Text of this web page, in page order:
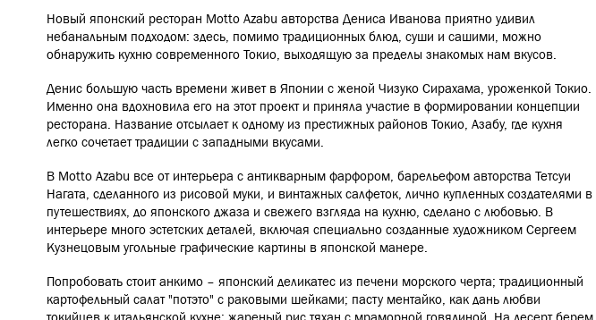
Новый японский ресторан Motto Azabu авторства Дениса Иванова приятно удивил
небанальным подходом: здесь, помимо традиционных блюд, суши и сашими, можно
обнаружить кухню современного Токио, выходящую за пределы знакомых нам вкусов.
Денис большую часть времени живет в Японии с женой Чизуко Сирахама, уроженкой Токио.
Именно она вдохновила его на этот проект и приняла участие в формировании концепции
ресторана. Название отсылает к одному из престижных районов Токио, Азабу, где кухня
легко сочетает традиции с западными вкусами.
В Motto Azabu все от интерьера с антикварным фарфором, барельефом авторства Тетсуи
Нагата, сделанного из рисовой муки, и винтажных салфеток, лично купленных создателями в
путешествиях, до японского джаза и свежего взгляда на кухню, сделано с любовью. В
интерьере много эстетских деталей, включая специально созданные художником Сергеем
Кузнецовым угольные графические картины в японской манере.
Попробовать стоит анкимо – японский деликатес из печени морского черта; традиционный
картофельный салат "потэто" с раковыми шейками; пасту ментайко, как дань любви